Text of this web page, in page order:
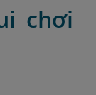
chơi